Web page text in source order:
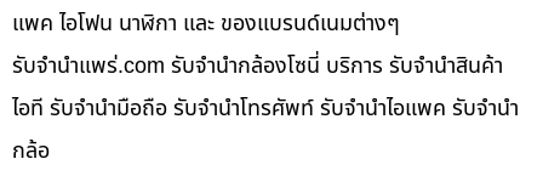
แพค ไอโฟน นาฬิกา และ ของแบรนด์เนมต่างๆ
รับจํานําแพร่.com รับจำนำกล้องโซนี่ บริการ รับจำนำสินค้า
ไอที รับจำนำมือถือ รับจำนำโทรศัพท์ รับจำนำไอแพค รับจำนำ
กล้อ